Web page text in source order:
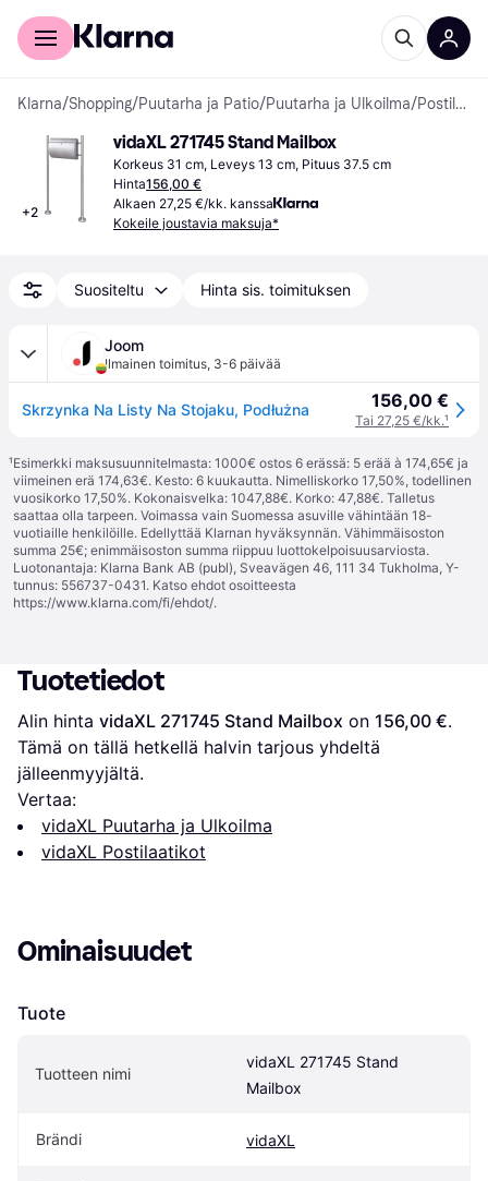
Kuluttajille
Klarna/Shopping/Puutarha ja Patio/Puutarha ja Ulkoilma/ Postilaatikot
+2
vidaXL 271745 Stand Mailbox
Korkeus 31 cm, Leveys 13 cm, Pituus 37.5 cm
Hinta156,00 €
Alkaen 27,25 €/kk. kanssa
Kokeile joustavia maksuja*
Suositeltu Hinta sis. toimituksen
Joom
Ilmainen toimitus, 3-6 päivää
Skrzynka Na Listy Na Stojaku, Podłużna 156,00 €
Tai 27,25 €/kk.¹
¹Esimerkki maksusuunnitelmasta: 1000€ ostos 6 erässä: 5 erää à 174,65€ ja
viimeinen erä 174,63€. Kesto: 6 kuukautta. Nimelliskorko 17,50%, todellinen
vuosikorko 17,50%. Kokonaisvelka: 1047,88€. Korko: 47,88€. Talletus
saattaa olla tarpeen. Voimassa vain Suomessa asuville vähintään 18-
vuotiaille henkilöille. Edellyttää Klarnan hyväksynnän. Vähimmäisoston
summa 25€; enimmäisoston summa riippuu luottokelpoisuusarviosta.
Luotonantaja: Klarna Bank AB (publ), Sveavägen 46, 111 34 Tukholma, Y-
tunnus: 556737-0431. Katso ehdot osoitteesta
https://www.klarna.com/fi/ehdot/.
Tuotetiedot
Alin hinta vidaXL 271745 Stand Mailbox on 156,00 €.
Tämä on tällä hetkellä halvin tarjous yhdeltä
jälleenmyyjältä.
Vertaa:
vidaXL Puutarha ja Ulkoilma
vidaXL Postilaatikot
Ominaisuudet
Tuote
Tuotteen nimi
vidaXL 271745 Stand
Mailbox
Brändi vidaXL